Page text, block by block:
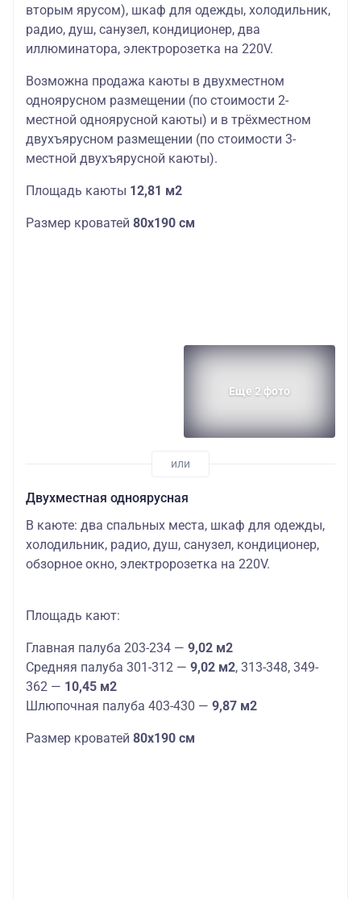
вторым ярусом), шкаф для одежды, холодильник,
радио, душ, санузел, кондиционер, два
иллюминатора, электророзетка на 220V.
Возможна продажа каюты в двухместном
одноярусном размещении (по стоимости 2-
местной одноярусной каюты) и в трёхместном
двухъярусном размещении (по стоимости 3-
местной двухъярусной каюты).
Площадь каюты 12,81 м2
Размер кроватей 80х190 см
Еще 2 фото
Двухместная одноярусная
В каюте: два спальных места, шкаф для одежды,
холодильник, радио, душ, санузел, кондиционер,
обзорное окно, электророзетка на 220V.
Площадь кают:
Главная палуба 203-234 — 9,02 м2
Средняя палуба 301-312 — 9,02 м2, 313-348, 349-
362 — 10,45 м2
Шлюпочная палуба 403-430 — 9,87 м2
Размер кроватей 80х190 см